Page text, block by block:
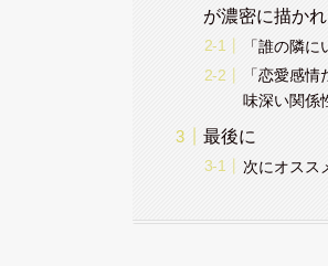
が濃密に描か
「誰の隣
「恋愛感
味深い関係
最後に
次にオスス